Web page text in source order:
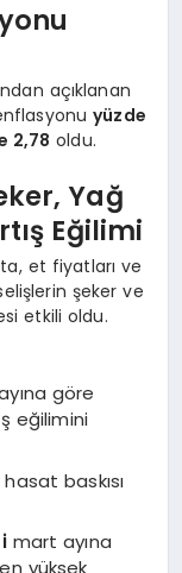
açıklanan
yüzde
2,78 oldu.
Yağ
Eğilimi
et fiyatları ve
şeker ve
etkili oldu.
göre
eğilimini
hasat baskısı
mart ayına
yüksek